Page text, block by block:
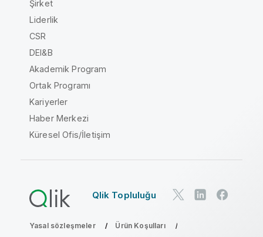
Şirket
Liderlik
CSR
DEI&B
Akademik Program
Ortak Programı
Kariyerler
Haber Merkezi
Küresel Ofis/İletişim
Qlik Topluluğu
Yasal sözleşmeler Ürün Koşulları